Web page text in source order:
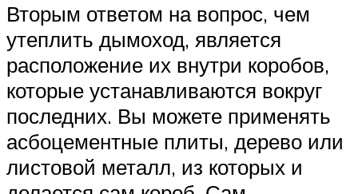
Вторым ответом на вопрос, чем
утеплить дымоход, является
расположение их внутри коробов,
которые устанавливаются вокруг
последних. Вы можете применять
асбоцементные плиты, дерево или
листовой металл, из которых и